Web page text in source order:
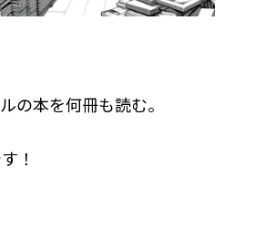
の本を何冊も読む。
！